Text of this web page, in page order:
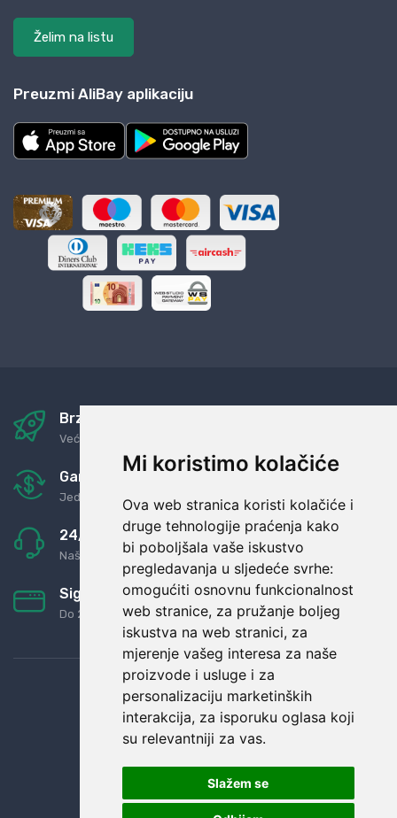
Mi koristimo kolačiće
Ova web stranica koristi kolačiće i
druge tehnologije praćenja kako
bi poboljšala vaše iskustvo
pregledavanja u sljedeće svrhe:
omogućiti osnovnu funkcionalnost
web stranice, za pružanje boljeg
iskustva na web stranici, za
mjerenje vašeg interesa za naše
proizvode i usluge i za
personalizaciju marketinških
interakcija, za isporuku oglasa koji
su relevantniji za vas.
Slažem se
Želim na listu
Preuzmi AliBay aplikaciju
Brza i sigurna dostava
Već za nekoliko dana kod vas
Garancija u povrat novaca
Jednostavno pravilo: Roba za novac
24/7 odlična podrška
Naši agenti uvijek na raspolaganju
Sigurno obročno plaćanje
Do 24 rata bez kamata